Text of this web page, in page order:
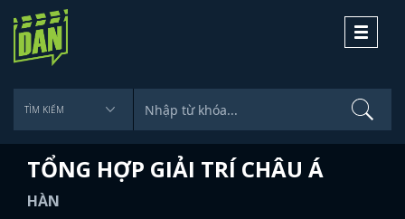
Toggle
TỔNG HỢP GIẢI TRÍ CHÂU Á
HÀN